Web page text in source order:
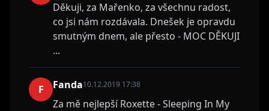
Děkuji, za Mařenko, za všechnu radost,
co jsi nám rozdávala. Dnešek je opravdu
smutným dnem, ale přesto - MOC DĚKUJI
...
F Fanda10.12.2019 17:38
Za mě nejlepší Roxette - Sleeping In My